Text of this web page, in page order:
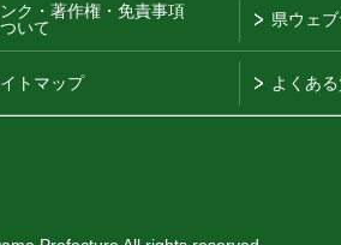
ンク・著作権・免責事項
いて
県ウェ
トマップ よくあ